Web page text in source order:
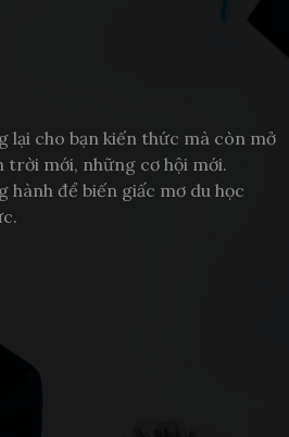
lại cho bạn kiến thức mà còn mở
trời mới, những cơ hội mới.
hành để biến giấc mơ du học